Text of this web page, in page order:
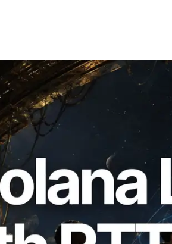
Leader Slot API：新